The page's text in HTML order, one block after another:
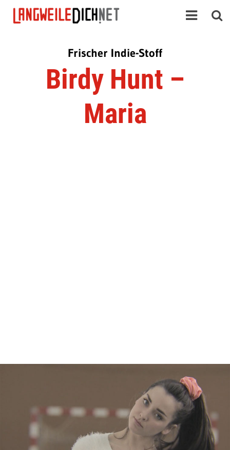
Frischer Indie-Stoff
Birdy Hunt –
Maria